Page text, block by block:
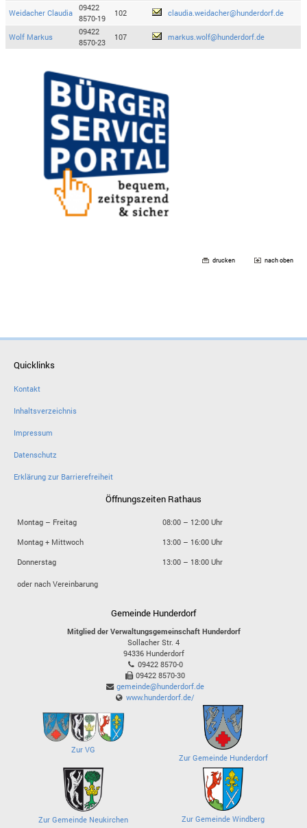
Weidacher Claudia
09422
8570-19
102 claudia.weidacher@hunderdorf.de
Wolf Markus
09422
8570-23
107 markus.wolf@hunderdorf.de
drucken nach oben
Quicklinks
Kontakt
Inhaltsverzeichnis
Impressum
Datenschutz
Erklärung zur Barrierefreiheit
Öffnungszeiten Rathaus
Montag – Freitag
08:00 – 12:00 Uhr
Montag + Mittwoch
13:00 – 16:00 Uhr
Donnerstag
13:00 – 18:00 Uhr
oder nach Vereinbarung
Gemeinde Hunderdorf
Mitglied der Verwaltungsgemeinschaft Hunderdorf
Sollacher Str. 4
94336 Hunderdorf
09422 8570-0
09422 8570-30
gemeinde@hunderdorf.de
www.hunderdorf.de/
Zur VG
Zur Gemeinde Hunderdorf
Zur Gemeinde Neukirchen Zur Gemeinde Windberg